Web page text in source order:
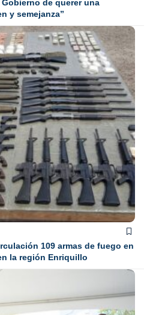
de querer una
y semejanza”
109 armas de fuego en
la región Enriquillo